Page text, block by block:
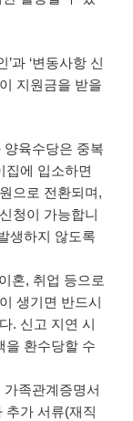
과 ‘변동사항 신
지원금을 받을
양육수당은 중복
집에 입소하면
으로 전환되며,
청이 가능합니
생하지 않도록
혼, 취업 등으로
생기면 반드시
. 신고 지연 시
을 환수당할 수
족관계증명서
추가 서류(재직